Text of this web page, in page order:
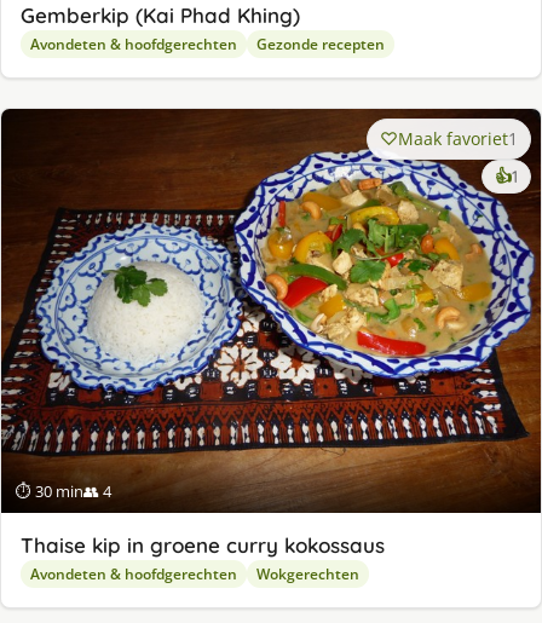
Gemberkip (Kai Phad Khing)
Avondeten & hoofdgerechten Gezonde recepten
⏱ 30 min👥 4
Maak favoriet1
👍1
Thaise kip in groene curry kokossaus
Avondeten & hoofdgerechten Wokgerechten